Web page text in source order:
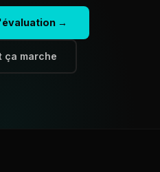
→
ça marche